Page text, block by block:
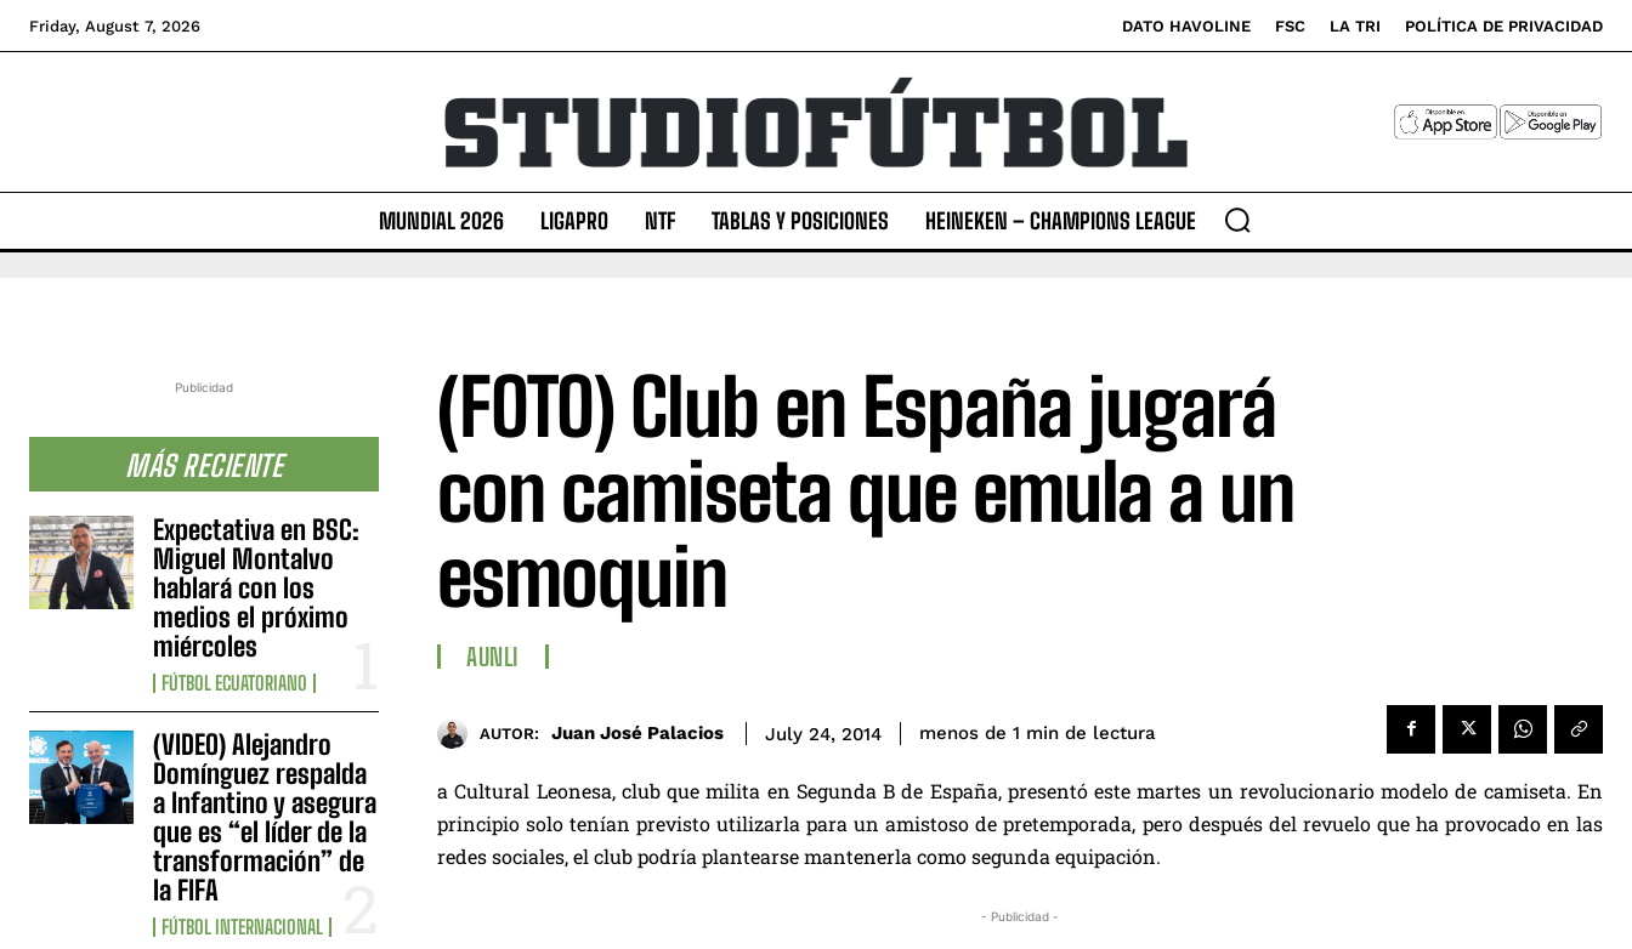
Friday, August 7, 2026 DATO HAVOLINE FSC LA TRI POLÍTICA DE PRIVACIDAD
MUNDIAL 2026 LIGAPRO NTF TABLAS Y POSICIONES HEINEKEN – CHAMPIONS LEAGUE
Publicidad
MÁS RECIENTE
Expectativa en BSC:
Miguel Montalvo
hablará con los
medios el próximo
miércoles
FÚTBOL ECUATORIANO
(VIDEO) Alejandro
Domínguez respalda
a Infantino y asegura
que es “el líder de la
transformación” de
la FIFA
FÚTBOL INTERNACIONAL
(FOTO) Club en España jugará
con camiseta que emula a un
esmoquin
AUNLI
AUTOR: Juan José Palacios July 24, 2014 menos de 1 min de lectura
a Cultural Leonesa, club que milita en Segunda B de España, presentó este martes un revolucionario modelo de camiseta. En
principio solo tenían previsto utilizarla para un amistoso de pretemporada, pero después del revuelo que ha provocado en las
redes sociales, el club podría plantearse mantenerla como segunda equipación.
- Publicidad -